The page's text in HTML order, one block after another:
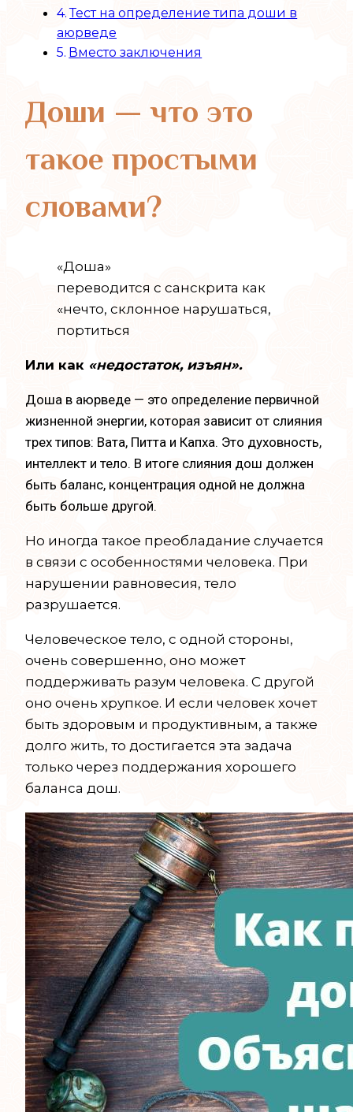
Тест на определение типа доши в
аюрведе
Вместо заключения
Доши — что это
такое простыми
словами?
«Доша»
переводится с санскрита как
«нечто, склонное нарушаться,
портиться
Или как «недостаток, изъян».
Доша в аюрведе — это определение первичной
жизненной энергии, которая зависит от слияния
трех типов: Вата, Питта и Капха. Это духовность,
интеллект и тело. В итоге слияния дош должен
быть баланс, концентрация одной не должна
быть больше другой.
Но иногда такое преобладание случается
в связи с особенностями человека. При
нарушении равновесия, тело
разрушается.
Человеческое тело, с одной стороны,
очень совершенно, оно может
поддерживать разум человека. С другой
оно очень хрупкое. И если человек хочет
быть здоровым и продуктивным, а также
долго жить, то достигается эта задача
только через поддержания хорошего
баланса дош.